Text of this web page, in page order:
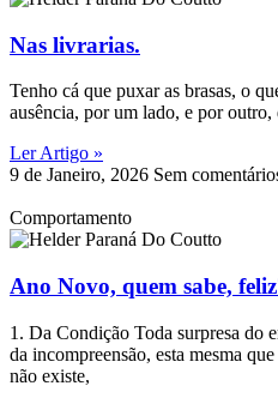
Nas livrarias.
Tenho cá que puxar as brasas, o
ausência, por um lado, e por
Ler Artigo »
9 de Janeiro, 2026 Sem
Comportamento
Ano Novo, quem sabe,
1. Da Condição Toda surpresa do
da incompreensão, esta mesma
não existe,